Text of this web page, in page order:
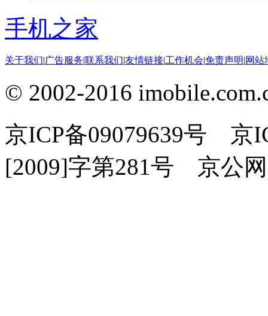
手机之家
关于我们|广告服务|联系我们|友情链接|工作机会|免责声明|网站
© 2002-2016
京ICP备09079639号 京
[2009]字第281号 京公网